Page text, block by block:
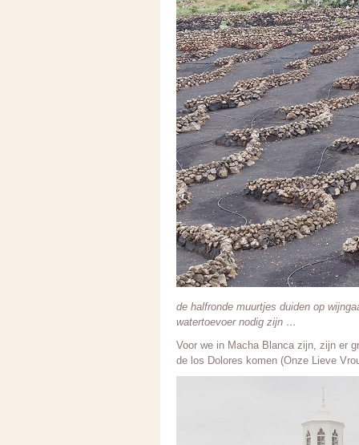
de halfronde muurtjes duiden op
watertoevoer nodig zijn …
Voor we in Macha Blanca zijn, zijn er
de los Dolores komen (Onze Lieve